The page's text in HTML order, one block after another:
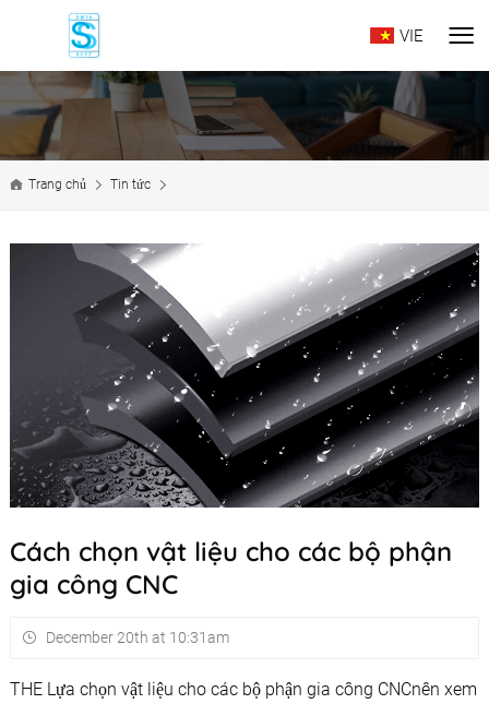
VIE
Trang chủ Tin tức
Cách chọn vật liệu cho các bộ phận
gia công CNC
December 20th at 10:31am
THE Lựa chọn vật liệu cho các bộ phận gia công CNCnên xem